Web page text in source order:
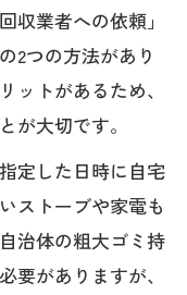
収業者への依頼」
2つの方法があり
ットがあるため、
が大切です。
定した日時に自宅
ストーブや家電も
治体の粗大ゴミ持
要がありますが、